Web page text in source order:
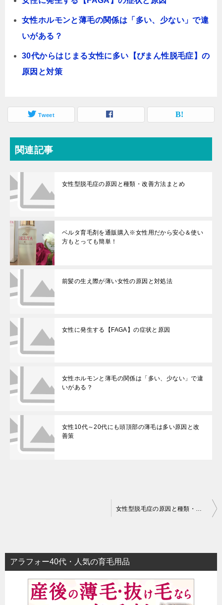
女性ホルモンと薄毛の関係は「多い、少ない」で違
いがある？
30代からはじまる女性に多い【びまん性脱毛症】の
原因と対策
Tweet
関連記事
女性型脱毛症の原因と種類・改善方法まとめ
ベルタ育毛剤を通販購入※女性用だから安心＆使い
方もとっても簡単！
前髪の生え際が薄い女性の原因と対処法
女性に発生する【FAGA】の症状と原因
女性ホルモンと薄毛の関係は「多い、少ない」で違
いがある？
女性10代～20代にも頭頂部の薄毛は多い原因と改
善策
ビ
ゲ
女性型脱毛症の原因と種類・改善方法まとめ
アラフォー40代・人気の育毛用品